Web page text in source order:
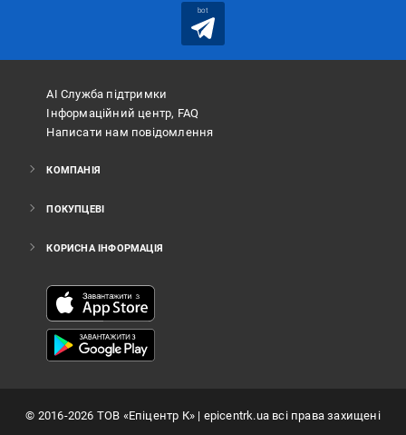
bot
АІ Служба підтримки
Інформаційний центр, FAQ
Написати нам повідомлення
КОМПАНІЯ
ПОКУПЦЕВІ
КОРИСНА ІНФОРМАЦІЯ
© 2016-2026 ТОВ «Епіцентр К»| epicentrk.ua всі права захищені